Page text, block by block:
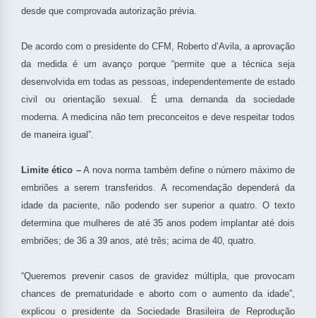
desde que comprovada autorização prévia.
De acordo com o presidente do CFM, Roberto d’Avila, a aprovação
da medida é um avanço porque “permite que a técnica seja
desenvolvida em todas as pessoas, independentemente de estado
civil ou orientação sexual. É uma demanda da sociedade
moderna. A medicina não tem preconceitos e deve respeitar todos
de maneira igual”.
Limite ético –A nova norma também define o número máximo de
embriões a serem transferidos. A recomendação dependerá da
idade da paciente, não podendo ser superior a quatro. O texto
determina que mulheres de até 35 anos podem implantar até dois
embriões; de 36 a 39 anos, até três; acima de 40, quatro.
“Queremos prevenir casos de gravidez múltipla, que provocam
chances de prematuridade e aborto com o aumento da idade”,
explicou o presidente da Sociedade Brasileira de Reprodução